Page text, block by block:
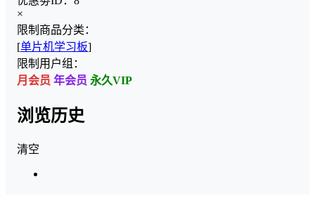
×
限制商品分类：
[单片机学习板]
限制用户组：
月会员 年会员 永久VIP
浏览历史
清空